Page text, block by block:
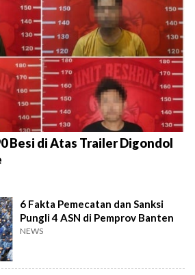
Besi di Atas Trailer Digondol
6 Fakta Pemecatan dan Sanksi
Pungli 4 ASN di Pemprov Banten
NEWS